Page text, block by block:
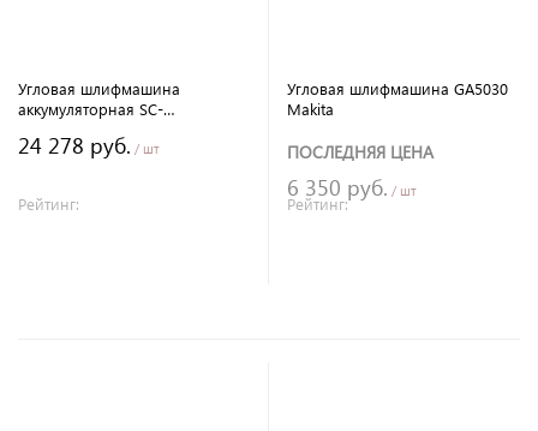
Угловая шлифмашина
аккумуляторная SC-
24 278 руб. / шт
Рейтинг:
Угловая шлифмашина GA5030
Makita
ПОСЛЕДНЯЯ ЦЕНА
6 350 руб. / шт
Рейтинг: